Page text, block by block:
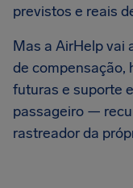
previstos e reais
Mas a AirHelp vai
de compensação,
futuras e suporte
passageiro —
rastreador da